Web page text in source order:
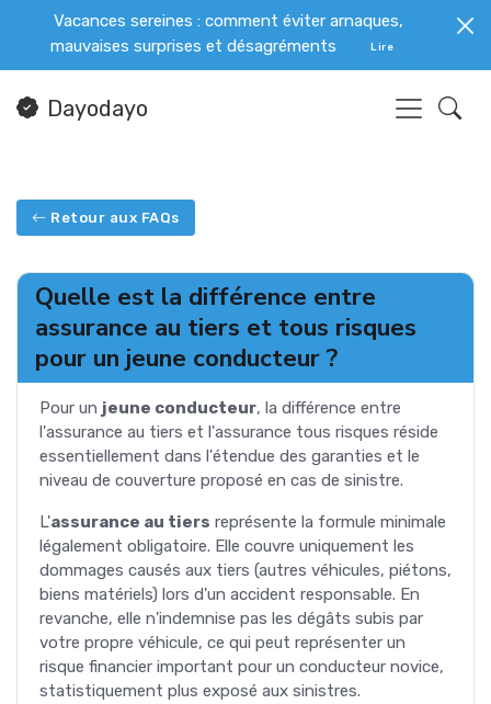
Vacances sereines : comment éviter arnaques,
mauvaises surprises et désagréments
Lire
Dayodayo
Retour aux FAQs
Quelle est la différence entre
assurance au tiers et tous risques
pour un jeune conducteur ?
Pour un jeune conducteur, la différence entre
l'assurance au tiers et l'assurance tous risques réside
essentiellement dans l'étendue des garanties et le
niveau de couverture proposé en cas de sinistre.
L'assurance au tiers représente la formule minimale
légalement obligatoire. Elle couvre uniquement les
dommages causés aux tiers (autres véhicules, piétons,
biens matériels) lors d'un accident responsable. En
revanche, elle n'indemnise pas les dégâts subis par
votre propre véhicule, ce qui peut représenter un
risque financier important pour un conducteur novice,
statistiquement plus exposé aux sinistres.